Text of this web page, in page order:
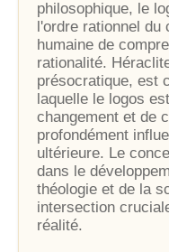
philosophique, le
l'ordre rationnel du
humaine de
rationalité.
présocratique, est
laquelle le logos
changement et de
profondément
ultérieure. Le
dans le
théologie et de la
intersection
réalité.